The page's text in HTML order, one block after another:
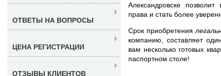
Александровске
права и стать более
Срок приобретения
компанию, составляет
вам несколько готовых
паспортном столе!
ОТВЕТЫ НА ВОПРОСЫ
ЦЕНА РЕГИСТРАЦИИ
ОТЗЫВЫ КЛИЕНТОВ